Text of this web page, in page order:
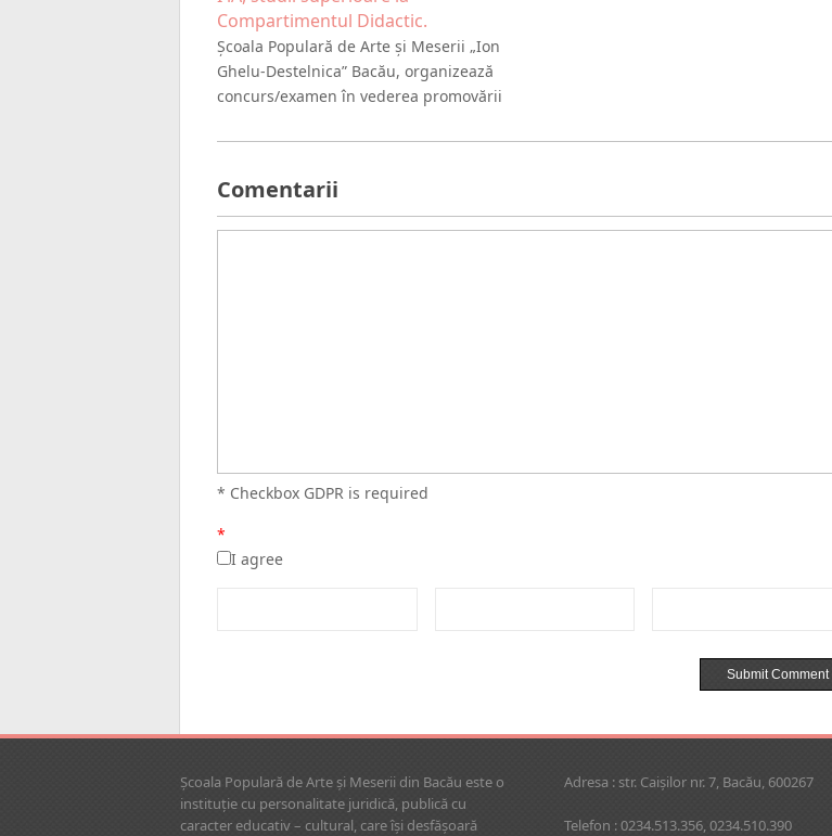
Compartimentul Didactic.
Școala Populară de Arte și Meserii „Ion
Ghelu-Destelnica” Bacău, organizează
concurs/examen în vederea promovării
Comentarii
* Checkbox GDPR is required
*
I agree
Şcoala Populară de Arte şi Meserii din Bacău este o
instituţie cu personalitate juridică, publică cu
caracter educativ – cultural, care îşi desfăşoară
Adresa : str. Caişilor nr. 7, Bacău, 600267
Telefon : 0234.513.356, 0234.510.390